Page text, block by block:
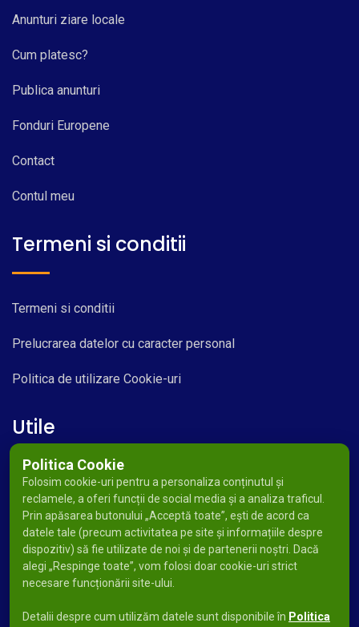
Anunturi ziare locale
Cum platesc?
Publica anunturi
Fonduri Europene
Contact
Contul meu
Termeni si conditii
Termeni si conditii
Prelucrarea datelor cu caracter personal
Politica de utilizare Cookie-uri
Utile
Politica Cookie
Folosim cookie-uri pentru a personaliza conținutul și
reclamele, a oferi funcții de social media și a analiza traficul.
Prin apăsarea butonului „Acceptă toate”, ești de acord ca
datele tale (precum activitatea pe site și informațiile despre
dispozitiv) să fie utilizate de noi și de partenerii noștri. Dacă
alegi „Respinge toate”, vom folosi doar cookie-uri strict
necesare funcționării site-ului.
Detalii despre cum utilizăm datele sunt disponibile în Politica